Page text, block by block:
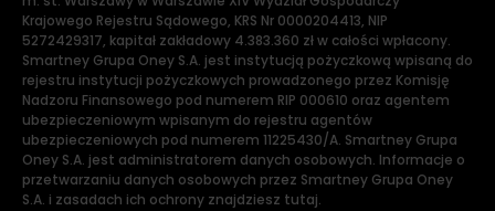
Krajowego Rejestru Sądowego, KRS Nr 0000204413, NIP
5272429317, kapitał zakładowy 4.383.360 zł w całości wpłacony.
Smartney Grupa Oney S.A. jest instytucją pożyczkową wpisaną do
rejestru instytucji pożyczkowych prowadzonego przez Komisję
Nadzoru Finansowego pod numerem RIP 000610 oraz agentem
ubezpieczeniowym wpisanym do rejestru agentów
ubezpieczeniowych pod numerem 11225430/A. Smartney Grupa
Oney S.A. jest administratorem danych osobowych. Informacje o
przetwarzaniu danych osobowych przez Smartney Grupa Oney
S.A. i zasadach ich ochrony znajdziesz tutaj.